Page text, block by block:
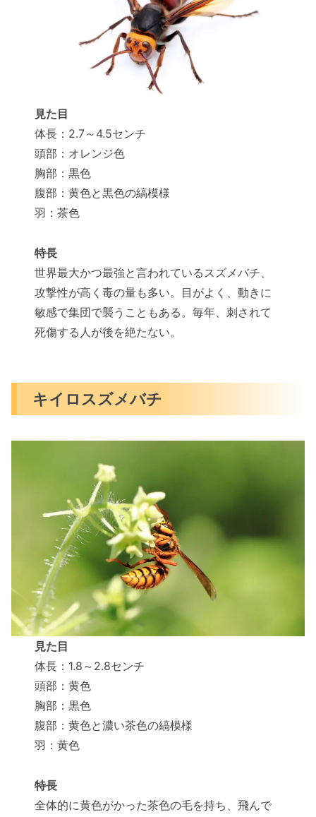
見た目
体長：2.7～4.5センチ
頭部：オレンジ色
胸部：黒色
腹部：黄色と黒色の縞模様
羽：茶色
特長
世界最大かつ最強と言われているスズメバチ、
攻撃性が高く毒の量も多い。目がよく、動きに
敏感で集団で襲うこともある。毎年、刺されて
死傷する人が後を絶たない。
キイロスズメバチ
見た目
体長：1.8～2.8センチ
頭部：黄色
胸部：黒色
腹部：黄色と濃い茶色の縞模様
羽：黄色
特長
全体的に黄色がかった茶色の毛を持ち、飛んで